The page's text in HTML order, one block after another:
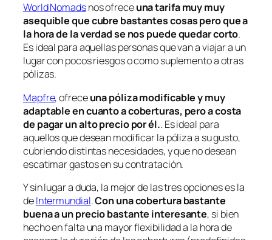
World Nomadsnos ofreceuna tarifa muy muy
asequible que cubre bastantes cosas pero que a
la hora de la verdad se nos puede quedar corto.
Es ideal para aquellas personas que van a viajar a un
lugar con pocos riesgos o como suplemento a otras
pólizas.
Mapfre, ofreceuna póliza modificable y muy
adaptable en cuanto a coberturas, pero a costa
de pagar un alto precio por él.. Es ideal para
aquellos que desean modificar la póliza a su gusto,
cubriendo distintas necesidades, y que no desean
escatimar gastos en su contratación.
Y sin lugar a duda, la mejor de las tres opciones es la
deIntermundial.Con una cobertura bastante
buena a un precio bastante interesante, si bien
hecho enfalta una mayor flexibilidad a la hora de